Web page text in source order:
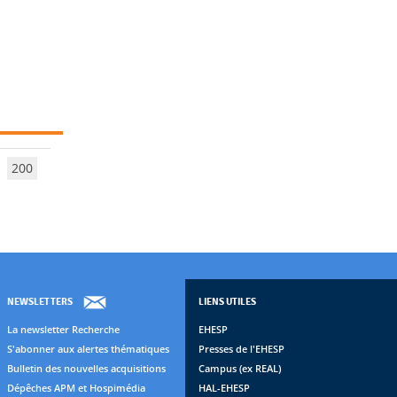
200
NEWSLETTERS
La newsletter Recherche
S'abonner aux alertes thématiques
Bulletin des nouvelles acquisitions
Dépêches APM et Hospimédia
LIENS UTILES
EHESP
Presses de l'EHESP
Campus (ex REAL)
HAL-EHESP